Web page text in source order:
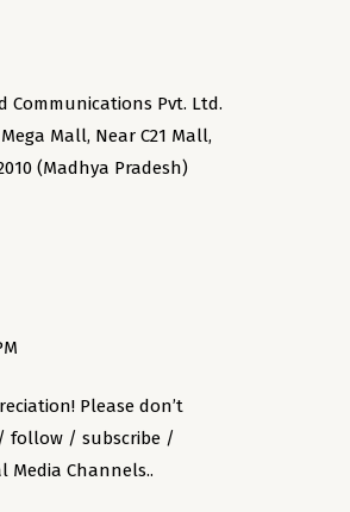
Communications Pvt. Ltd.
Mall, Near C21 Mall,
(Madhya Pradesh)
Please don’t
follow / subscribe /
Media Channels..